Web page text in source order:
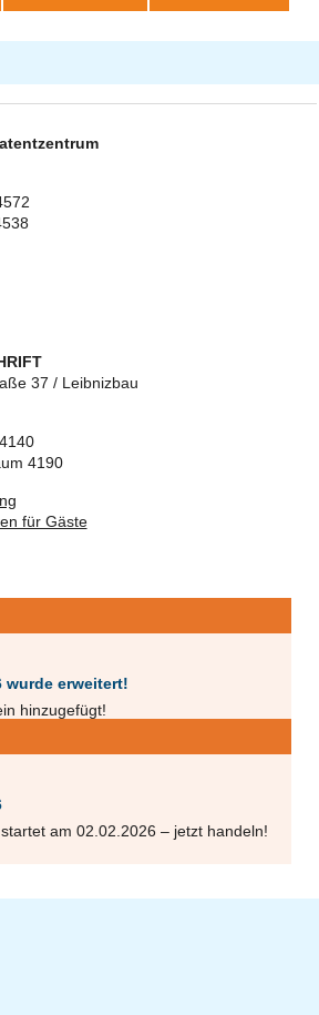
37 / Leibnizbau
4190
für Gäste
wurde erweitert!
hinzugefügt!
am 02.02.2026 – jetzt handeln!